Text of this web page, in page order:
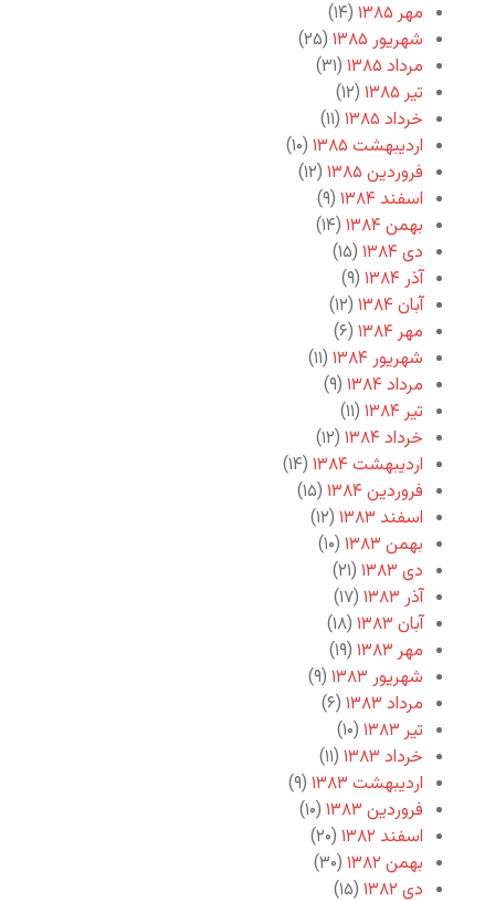
مهر ۱۳۸۵
(۱۴)
شهریور ۱۳۸۵
(۲۵)
مرداد ۱۳۸۵
(۳۱)
تیر ۱۳۸۵
(۱۲)
خرداد ۱۳۸۵
(۱۱)
اردیبهشت ۱۳۸۵
(۱۰)
فروردین ۱۳۸۵
(۱۲)
اسفند ۱۳۸۴
(۹)
بهمن ۱۳۸۴
(۱۴)
دی ۱۳۸۴
(۱۵)
آذر ۱۳۸۴
(۹)
آبان ۱۳۸۴
(۱۲)
مهر ۱۳۸۴
(۶)
شهریور ۱۳۸۴
(۱۱)
مرداد ۱۳۸۴
(۹)
تیر ۱۳۸۴
(۱۱)
خرداد ۱۳۸۴
(۱۲)
اردیبهشت ۱۳۸۴
(۱۴)
فروردین ۱۳۸۴
(۱۵)
اسفند ۱۳۸۳
(۱۲)
بهمن ۱۳۸۳
(۱۰)
دی ۱۳۸۳
(۲۱)
آذر ۱۳۸۳
(۱۷)
آبان ۱۳۸۳
(۱۸)
مهر ۱۳۸۳
(۱۹)
شهریور ۱۳۸۳
(۹)
مرداد ۱۳۸۳
(۶)
تیر ۱۳۸۳
(۱۰)
خرداد ۱۳۸۳
(۱۱)
اردیبهشت ۱۳۸۳
(۹)
فروردین ۱۳۸۳
(۱۰)
اسفند ۱۳۸۲
(۲۰)
بهمن ۱۳۸۲
(۳۰)
دی ۱۳۸۲
(۱۵)